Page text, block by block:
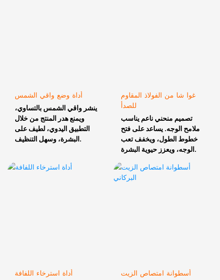
أداة وضع واقي الشمس
ينشر واقي الشمس بالتساوي،
ويمنع هدر المنتج من خلال
التطبيق اليدوي، لطيف على
البشرة، وسهل التنظيف.
غوا شا من الفولاذ المقاوم
للصدأ
تصميم منحني ناعم يناسب
ملامح الوجه. يساعد على فتح
خطوط الطول، ويخفف تعب
الوجه، ويعزز حيوية البشرة.
أداة استرخاء اللفافة
أسطوانة امتصاص الزيت